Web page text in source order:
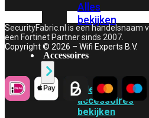
Alles
bekijken
Accessoires
Alle
accessoires
bekijken
SecurityFabric.nl is een handelsnaam
een Fortinet Partner sinds 2007.
Copyright © 2026 – Wifi Experts B.V.